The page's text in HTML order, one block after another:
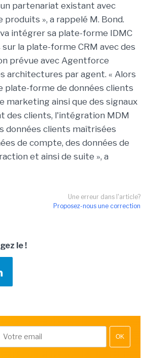
partenariat existant avec
», a rappelé M. Bond.
intégrer sa plate-forme IDMC
la plate-forme CRM avec des
prévue avec Agentforce
architectures par agent. « Alors
plate-forme de données clients
marketing ainsi que des signaux
des clients, l'intégration MDM
données clients maîtrisées
de compte, des données de
et ainsi de suite », a
Une erreur dans l'article?
Proposez-nous une correction
le !
OK